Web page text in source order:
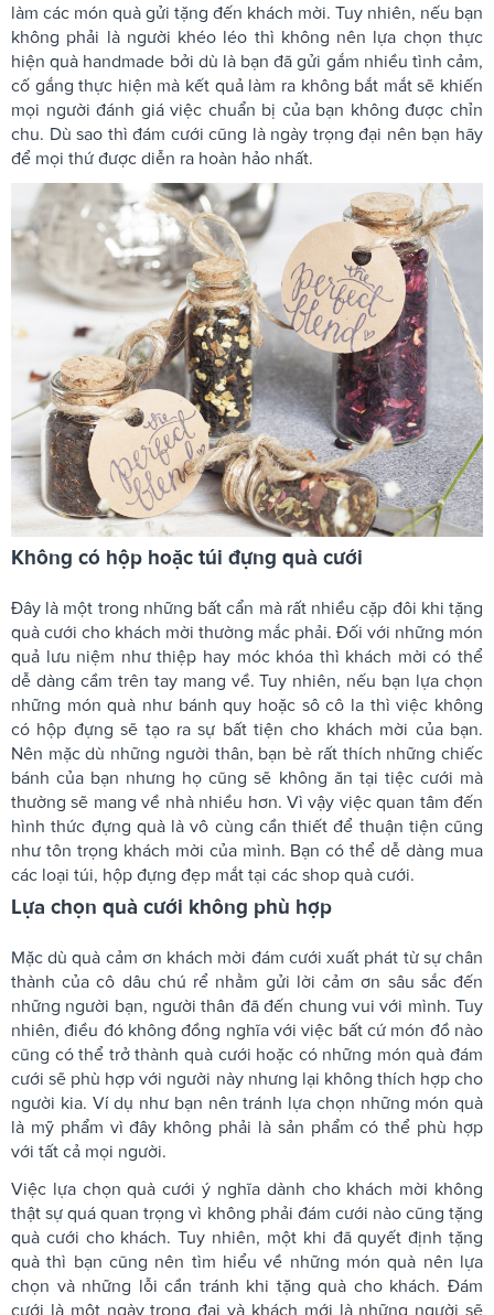
làm các món quà gửi tặng đến khách mời. Tuy nhiên, nếu bạn
không phải là người khéo léo thì không nên lựa chọn thực
hiện quà handmade bởi dù là bạn đã gửi gắm nhiều tình cảm,
cố gắng thực hiện mà kết quả làm ra không bắt mắt sẽ khiến
mọi người đánh giá việc chuẩn bị của bạn không được chỉn
chu. Dù sao thì đám cưới cũng là ngày trọng đại nên bạn hãy
để mọi thứ được diễn ra hoàn hảo nhất.
Không có hộp hoặc túi đựng quà cưới
Đây là một trong những bất cẩn mà rất nhiều cặp đôi khi tặng
quà cưới cho khách mời thường mắc phải. Đối với những món
quả lưu niệm như thiệp hay móc khóa thì khách mời có thể
dễ dàng cầm trên tay mang về. Tuy nhiên, nếu bạn lựa chọn
những món quà như bánh quy hoặc sô cô la thì việc không
có hộp đựng sẽ tạo ra sự bất tiện cho khách mời của bạn.
Nên mặc dù những người thân, bạn bè rất thích những chiếc
bánh của bạn nhưng họ cũng sẽ không ăn tại tiệc cưới mà
thường sẽ mang về nhà nhiều hơn. Vì vậy việc quan tâm đến
hình thức đựng quà là vô cùng cần thiết để thuận tiện cũng
như tôn trọng khách mời của mình. Bạn có thể dễ dàng mua
các loại túi, hộp đựng đẹp mắt tại các shop quà cưới.
Lựa chọn quà cưới không phù hợp
Mặc dù quà cảm ơn khách mời đám cưới xuất phát từ sự chân
thành của cô dâu chú rể nhằm gửi lời cảm ơn sâu sắc đến
những người bạn, người thân đã đến chung vui với mình. Tuy
nhiên, điều đó không đồng nghĩa với việc bất cứ món đồ nào
cũng có thể trở thành quà cưới hoặc có những món quà đám
cưới sẽ phù hợp với người này nhưng lại không thích hợp cho
người kia. Ví dụ như bạn nên tránh lựa chọn những món quà
là mỹ phẩm vì đây không phải là sản phẩm có thể phù hợp
với tất cả mọi người.
Việc lựa chọn quà cưới ý nghĩa dành cho khách mời không
thật sự quá quan trọng vì không phải đám cưới nào cũng tặng
quà cưới cho khách. Tuy nhiên, một khi đã quyết định tặng
quà thì bạn cũng nên tìm hiểu về những món quà nên lựa
chọn và những lỗi cần tránh khi tặng quà cho khách. Đám
cưới là một ngày trọng đại và khách mới là những người sẽ